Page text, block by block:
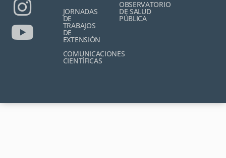
JORNADAS
DE
TRABAJOS
DE
EXTENSIÓN
COMUNICACIONES
CIENTÍFICAS
OBSERVATORIO
DE SALUD
PÚBLICA